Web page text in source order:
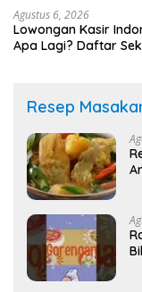
Agustus 6, 2026
Lowongan Kasir
Apa Lagi? Daftar
Resep